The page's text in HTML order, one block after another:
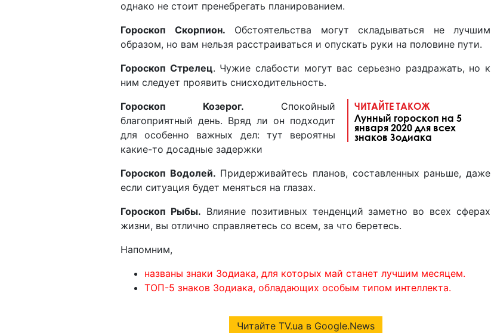
однако не стоит пренебрегать планированием.
Гороскоп Скорпион. Обстоятельства могут складываться не лучшим
образом, но вам нельзя расстраиваться и опускать руки на половине пути.
Гороскоп Стрелец. Чужие слабости могут вас серьезно раздражать, но к
ним следует проявить снисходительность.
ЧИТАЙТЕ ТАКОЖ
Лунный гороскоп на 5
января 2020 для всех
знаков Зодиака
Гороскоп Козерог. Спокойный
благоприятный день. Вряд ли он подходит
для особенно важных дел: тут вероятны
какие-то досадные задержки
Гороскоп Водолей. Придерживайтесь планов, составленных раньше, даже
если ситуация будет меняться на глазах.
Гороскоп Рыбы. Влияние позитивных тенденций заметно во всех сферах
жизни, вы отлично справляетесь со всем, за что беретесь.
Напомним,
названы знаки Зодиака, для которых май станет лучшим месяцем.
ТОП-5 знаков Зодиака, обладающих особым типом интеллекта.
Читайте TV.ua в Google.News